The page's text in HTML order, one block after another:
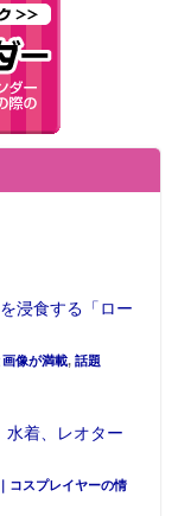
浸食する「ロー
像が満載, 話題
水着、レオター
コスプレイヤーの情